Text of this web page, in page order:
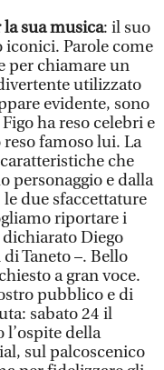
sua musica: il suo
iconici. Parole come
per chiamare un
utilizzato
evidente, sono
ha reso celebri e
famoso lui. La
che
personaggio e dalla
le due sfaccettature
riportare i
Diego
Taneto –. Bello
a gran voce.
pubblico e di
sabato 24 il
l’ospite della
sul palcoscenico